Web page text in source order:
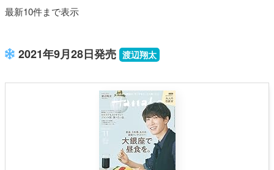
最新10件まで表示
2021年9月28日発売 渡辺翔太